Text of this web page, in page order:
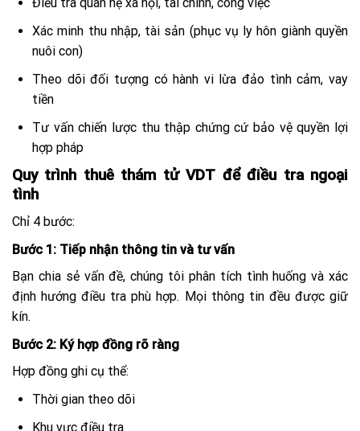
Xác minh thu nhập, tài sản (phục vụ ly hôn giành quyền
nuôi con)
Theo dõi đối tượng có hành vi lừa đảo tình cảm, vay
tiền
Tư vấn chiến lược thu thập chứng cứ bảo vệ quyền lợi
hợp pháp
Quy trình thuê thám tử VDT để điều tra ngoại
tình
Chỉ 4 bước:
Bước 1: Tiếp nhận thông tin và tư vấn
Bạn chia sẻ vấn đề, chúng tôi phân tích tình huống và xác
định hướng điều tra phù hợp. Mọi thông tin đều được giữ
kín.
Bước 2: Ký hợp đồng rõ ràng
Hợp đồng ghi cụ thể:
Thời gian theo dõi
Khu vực điều tra